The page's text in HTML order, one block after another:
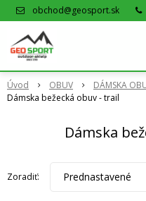
obchod@geosport.sk
Úvod OBUV DÁMSKA
Dámska bežecká obuv - trail
Dámska
Zoradiť: Prednastavené